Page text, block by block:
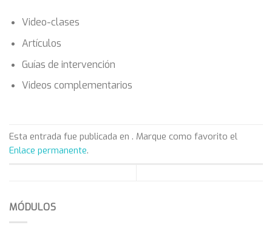
Video-clases
Artículos
Guías de intervención
Videos complementarios
Esta entrada fue publicada en . Marque como favorito el
Enlace permanente.
MÓDULOS